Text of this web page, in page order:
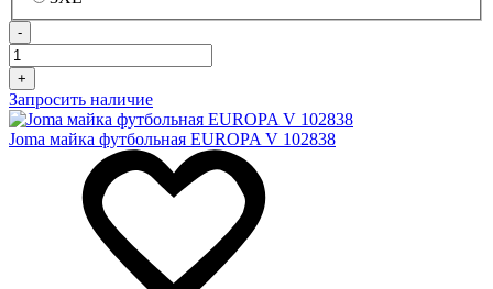
-
+
Запросить наличие
Joma майка футбольная EUROPA V 102838